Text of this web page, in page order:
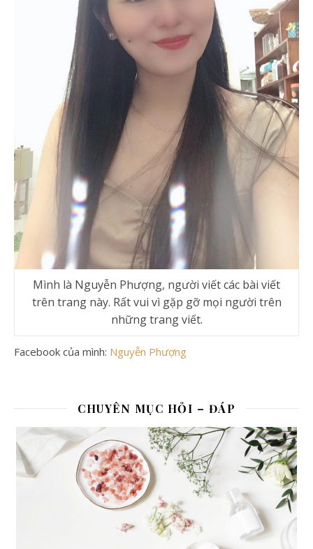
Mình là Nguyễn Phượng, người viết các bài viết
trên trang này. Rất vui vì gặp gỡ mọi người trên
những trang viết.
Facebook của mình: Nguyễn Phượng
CHUYÊN MỤC HỎI – ĐÁP